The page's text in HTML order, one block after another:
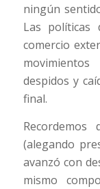
ningún
Las políticas
comercio
despidos y
final.
Recordemos
(alegando
avanzó con
mismo